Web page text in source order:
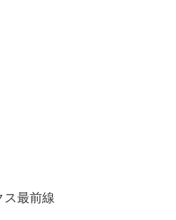
最前線